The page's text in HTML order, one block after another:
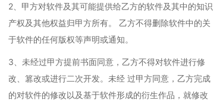
2、甲方对软件及其可能提供给乙方的软件及其中的知识
产权及其他权益归甲方所有。 乙方不得删除软件中的关
于软件的任何版权等声明或通知。
3、未经过甲方提前书面同意，乙方不得对软件进行修
改、篡改或进行二次开发。未经 过甲方同意，乙方完成
的对软件的修改以及基于软件形成的衍生作品，就修改